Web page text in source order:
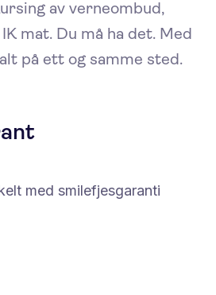
av verneombud,
mat. Du må ha det. Med
på ett og samme sted.
med smilefjesgaranti